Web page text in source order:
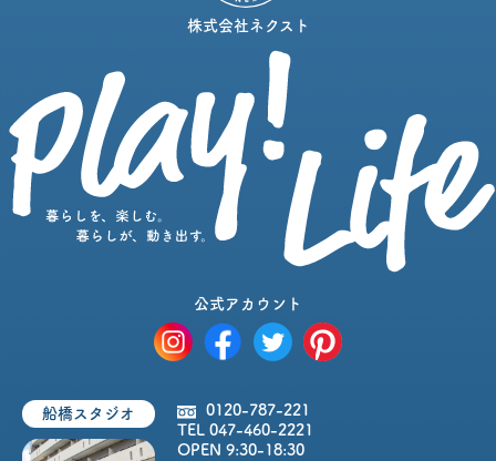
株式会社ネクスト
公式アカウント
船橋スタジオ
0120-787-221
TEL 047-460-2221
OPEN 9:30-18:30